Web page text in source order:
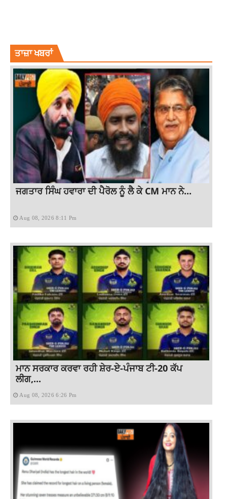
ਤਾਜ਼ਾ ਖਬਰਾਂ
ਜਗਤਾਰ ਸਿੰਘ ਹਵਾਰਾ ਦੀ ਪੈਰੋਲ ਨੂੰ ਲੈ ਕੇ CM ਮਾਨ ਨੇ...
Aug 08, 2026 8:11 Pm
ਮਾਨ ਸਰਕਾਰ ਕਰਵਾ ਰਹੀ ਸ਼ੇਰ-ਏ-ਪੰਜਾਬ ਟੀ-20 ਕੱਪ
ਲੀਗ,...
Aug 08, 2026 6:26 Pm